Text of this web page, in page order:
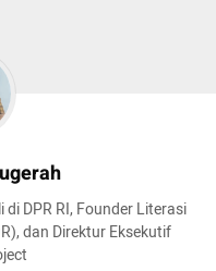
DPR RI, Founder Literasi
dan Direktur Eksekutif